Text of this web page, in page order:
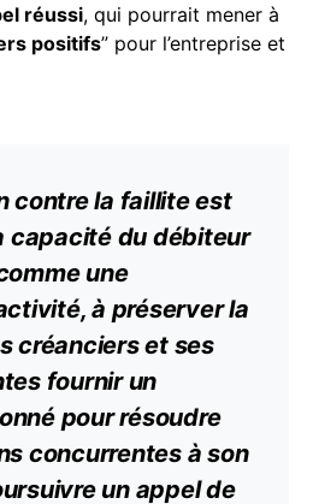
réussi, qui pourrait mener à
positifs” pour l’entreprise et
contre la faillite est
capacité du débiteur
une
à préserver la
créanciers et ses
fournir un
pour résoudre
concurrentes à son
un appel de